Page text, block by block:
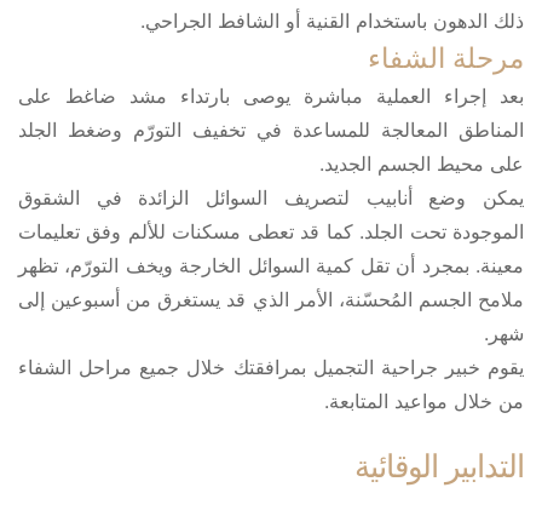
ذلك الدهون باستخدام القنية أو الشافط الجراحي.
مرحلة الشفاء
بعد إجراء العملية مباشرة يوصى بارتداء مشد ضاغط على
المناطق المعالجة للمساعدة في تخفيف التورّم وضغط الجلد
على محيط الجسم الجديد.
يمكن وضع أنابيب لتصريف السوائل الزائدة في الشقوق
الموجودة تحت الجلد. كما قد تعطى مسكنات للألم وفق تعليمات
معينة. بمجرد أن تقل كمية السوائل الخارجة ويخف التورّم، تظهر
ملامح الجسم المُحسّنة، الأمر الذي قد يستغرق من أسبوعين إلى
شهر.
يقوم خبير جراحية التجميل بمرافقتك خلال جميع مراحل الشفاء
من خلال مواعيد المتابعة.
التدابير الوقائية